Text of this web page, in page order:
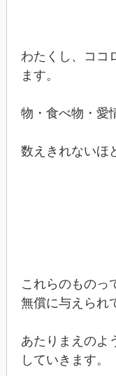
わたくし、ココ
ます。
物・食べ物・愛
数えきれないほ
これらのものっ
無償に与えられ
あたりまえのよ
していきます。